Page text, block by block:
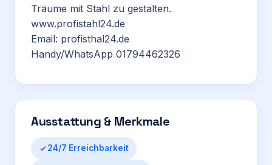
Träume mit Stahl zu gestalten.
www.profistahl24.de
Email: profisthal24.de
Handy/WhatsApp 01794462326
Ausstattung & Merkmale
24/7 Erreichbarkeit